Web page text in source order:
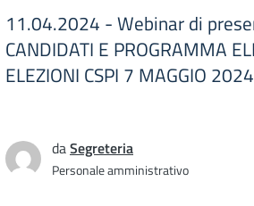
11.04.2024 - Webinar di
CANDIDATI E PROGRAMMA
ELEZIONI CSPI 7 MAGGIO 2024
daSegreteria
Personale amministrativo